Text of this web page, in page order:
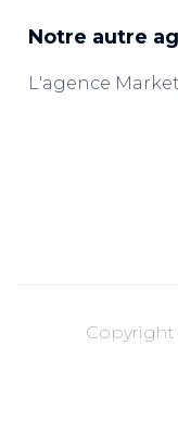
Notre autre
L'agence
Copyright